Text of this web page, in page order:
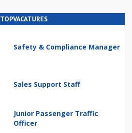
TOPVACATURES
Safety & Compliance Manager
Sales Support Staff
Junior Passenger Traffic
Officer